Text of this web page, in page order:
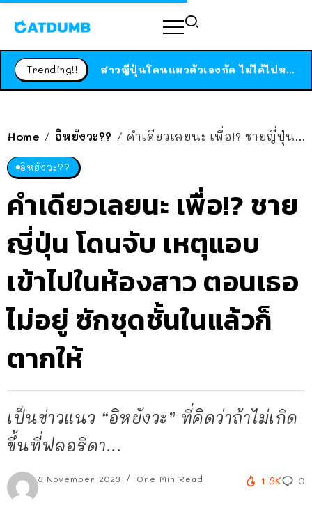
Trending!! ได้เวลาเด็กหนวดรวมตัว RF Online Next เปิดให้เล่นแล้ว เกม Sci-Fi MMORPG ระดับตำนาน เล่นได้ทั้งมือถือและ PC
Home / อิหยังวะ?? / คำเดียวเลยนะ เพื่อ!? ชายญี่ปุ่น โดนจับ เหตุแอบเข้าไปในห้องสาว ตอนเธอไม่อยู่ ซักชุดชั้นในแล้วก็ตากให้
อิหยังวะ??
คำเดียวเลยนะ เพื่อ!? ชาย
ญี่ปุ่น โดนจับ เหตุแอบ
เข้าไปในห้องสาว ตอนเธอ
ไม่อยู่ ซักชุดชั้นในแล้วก็
ตากให้
เป็นข่าวแนว “อิหยังวะ” ที่คิดว่าถ้าไม่เกิด
ขึ้นที่ฟลอริดา...
3 November 2023 One Min Read 1.3K 0